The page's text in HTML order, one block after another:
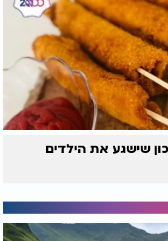
שישגע את הילדים